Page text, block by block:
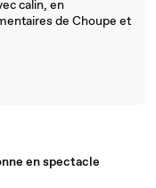
calin, en
de Choupe et
en spectacle